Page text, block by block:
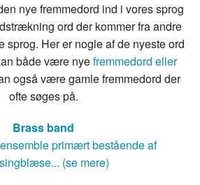
nye fremmedord ind i vores sprog
ord der kommer fra andre
sprog. Her er nogle af de nyeste ord
både være nyefremmedord eller
også være gamle fremmedord der
ofte søges på.
Brass band
primært bestående af
(se mere)